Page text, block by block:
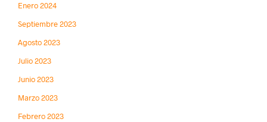
Enero 2024
Septiembre 2023
Agosto 2023
Julio 2023
Junio 2023
Marzo 2023
Febrero 2023